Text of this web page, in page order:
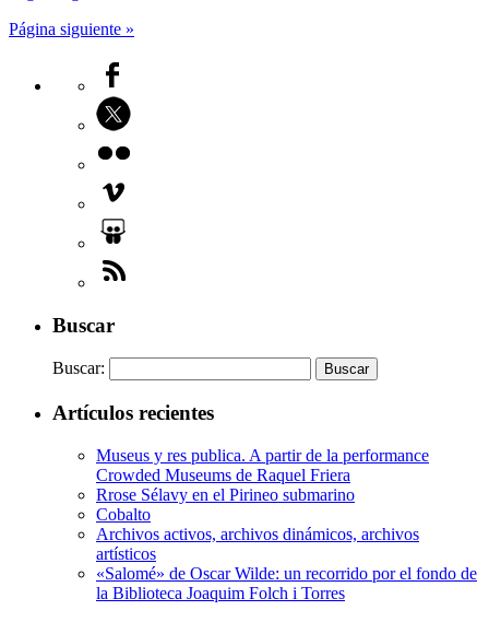
Página siguiente »
Buscar
Buscar:
Artículos recientes
Museus y res publica. A partir de la performance
Crowded Museums de Raquel Friera
Rrose Sélavy en el Pirineo submarino
Cobalto
Archivos activos, archivos dinámicos, archivos
artísticos
«Salomé» de Oscar Wilde: un recorrido por el fondo de
la Biblioteca Joaquim Folch i Torres